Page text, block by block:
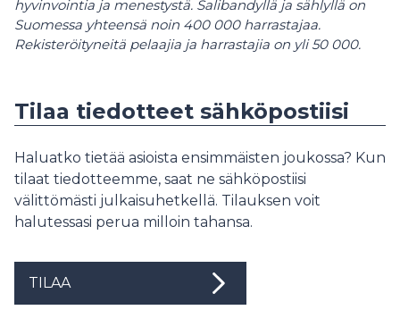
hyvinvointia ja menestystä. Salibandyllä ja sählyllä on
Suomessa yhteensä noin 400 000 harrastajaa.
Rekisteröityneitä pelaajia ja harrastajia on yli 50 000.
Tilaa tiedotteet sähköpostiisi
Haluatko tietää asioista ensimmäisten joukossa? Kun
tilaat tiedotteemme, saat ne sähköpostiisi
välittömästi julkaisuhetkellä. Tilauksen voit
halutessasi perua milloin tahansa.
TILAA